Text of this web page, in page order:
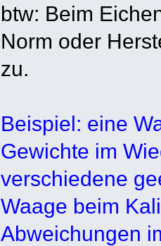
btw: Beim
Norm oder
zu.
Beispiel: eine
Gewichte im
verschiedene
Waage beim
Abweichungen